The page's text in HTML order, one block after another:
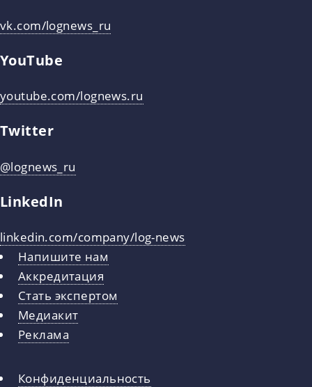
vk.com/lognews_ru
YouTube
youtube.com/lognews.ru
Twitter
@lognews_ru
LinkedIn
linkedin.com/company/log-news
Напишите нам
Аккредитация
Стать экспертом
Медиакит
Реклама
Конфиденциальность